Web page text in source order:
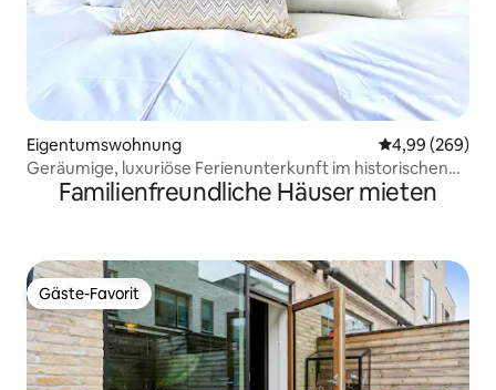
Eigentumswohnung
4,99 (269)
Geräumige, luxuriöse Ferienunterkunft im historischen
Zentrum.
Familienfreundliche Häuser mieten
Gäste-Favorit
Gäste-Favorit